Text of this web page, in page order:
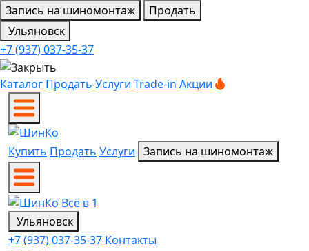
Запись на шиномонтаж
Продать
Ульяновск
+7 (937) 037-35-37
Каталог Продать Услуги Trade-in Акции
Купить Продать Услуги Запись на шиномонтаж
Ульяновск
+7 (937) 037-35-37 Контакты